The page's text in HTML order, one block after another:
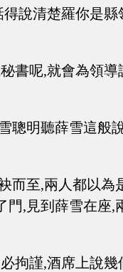
說清楚羅你是
書呢,就會為領
聰明聽薛雪這般
而至,兩人都以
門,見到薛雪在座
拘謹,酒席上說